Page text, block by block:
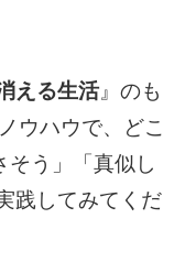
える生活』のも
ウハウで、どこ
そう」「真似し
践してみてくだ